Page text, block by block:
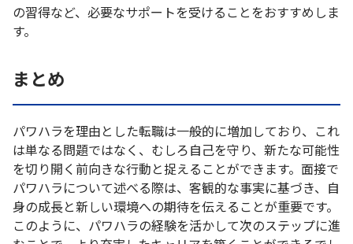
の習得など、必要なサポートを受けることをおすすめしま
す。
まとめ
パワハラを理由とした転職は一般的に増加しており、これ
は単なる問題ではなく、むしろ自己を守り、新たな可能性
を切り開く前向きな行動と捉えることができます。面接で
パワハラについて述べる際は、客観的な事実に基づき、自
身の成長と新しい環境への期待を伝えることが重要です。
このように、パワハラの経験を活かして次のステップに進